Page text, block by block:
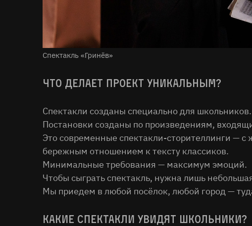
Спектакль «Гринёв»
Что делает проект уникальным?
Спектакли созданы специально для школьников.
Постановки созданы по произведениям,
Это современные спектакли-сторителлинги —
бережным отношением к тексту классиков.
Минимальные требования — максимум эмоций.
Чтобы сыграть спектакль, нужна лишь
Мы приедем в любой посёлок, любой город —
Какие спектакли увидят школьники?